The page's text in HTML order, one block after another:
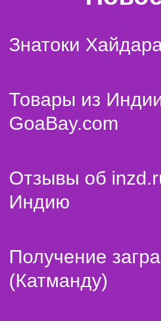
Знатоки
Товары из
GoaBay.com
Отзывы об
Индию
Получение
(Катманду)